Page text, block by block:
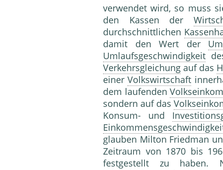
verwendet wird, so muss
den Kassen der
durchschnittlichen
damit den Wert der
Umlaufsgeschwindigkeit
Verkehrsgleichung auf das
einerVolkswirtschaft
dem laufenden
sondern auf das
Konsum- und
glauben Milton Friedman
Zeitraum von 1870 bis
festgestellt zu haben.